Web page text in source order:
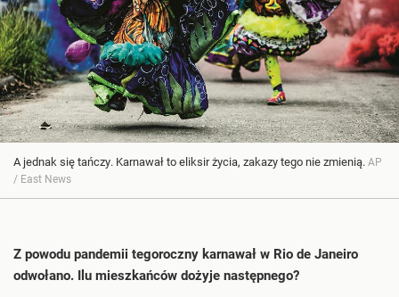
A jednak się tańczy. Karnawał to eliksir życia, zakazy tego nie zmienią.AP
/ East News
Z powodu pandemii tegoroczny karnawał w Rio de Janeiro
odwołano. Ilu mieszkańców dożyje następnego?